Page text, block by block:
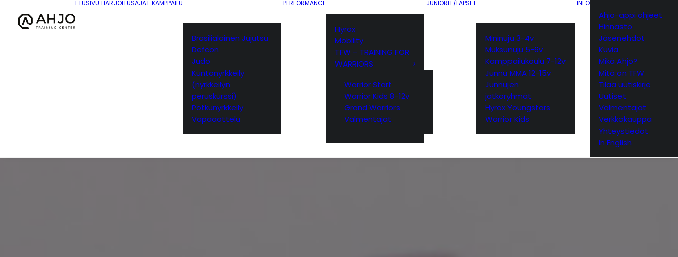
ETUSIVU HARJOITUSAJAT KAMPPAILU
Brasilialainen Jujutsu
Defcon
Judo
Kuntonyrkkeily
(nyrkkeilyn
peruskurssi)
Potkunyrkkeily
Vapaaottelu
PERFORMANCE
Hyrox
Mobility
TFW – TRAINING FOR
WARRIORS
Warrior Start
Warrior Kids 8-12v
Grand Warriors
Valmentajat
JUNIORIT/LAPSET
Mininuju 3-4v
Muksunuju 5-6v
Kamppailukoulu 7-12v
Junnu MMA 12-15v
Junnujen
jatkoryhmät
Hyrox Youngstars
Warrior Kids
INFO
Ahjo-appi ohjeet
Hinnasto
Jäsenehdot
Kuvia
Mikä Ahjo?
Mitä on TFW
Tilaa uutiskirje
Uutiset
Valmentajat
Verkkokauppa
Yhteystiedot
In English